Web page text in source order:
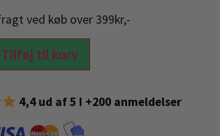
ved køb over 399kr,-
Tilføj til kurv
4,4 ud af 5 I +200 anmeldelser